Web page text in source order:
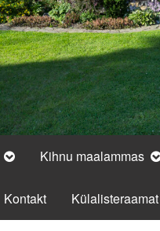
Kihnu maalammas
Kontakt Külalisteraamat